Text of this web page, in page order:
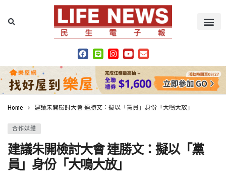
Home 建議朱開檢討大會 連勝文：擬以「黨員」身份「大鳴大放」
合作媒體
建議朱開檢討大會 連勝文：擬以「黨
員」身份「大鳴大放」